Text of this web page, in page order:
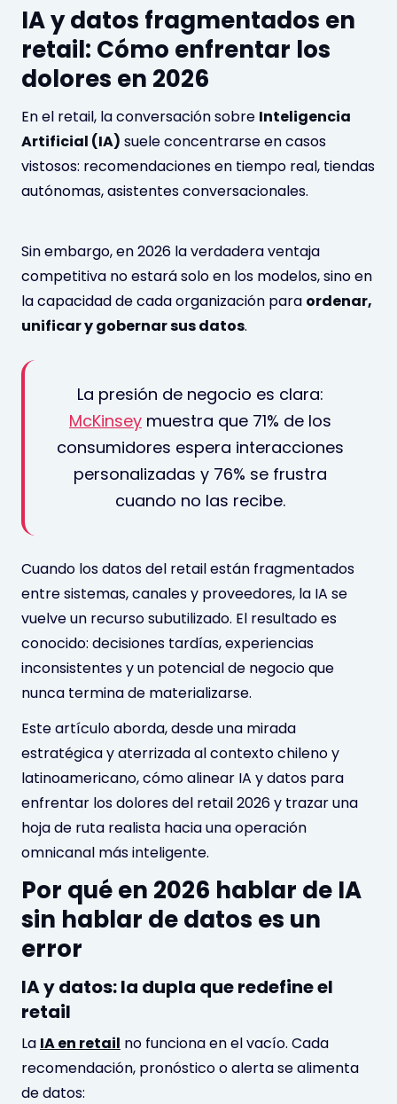
IA y datos fragmentados en
retail: Cómo enfrentar los
dolores en 2026
En el retail, la conversación sobre Inteligencia
Artificial (IA) suele concentrarse en casos
vistosos: recomendaciones en tiempo real, tiendas
autónomas, asistentes conversacionales.
Sin embargo, en 2026 la verdadera ventaja
competitiva no estará solo en los modelos, sino en
la capacidad de cada organización para ordenar,
unificar y gobernar sus datos.
La presión de negocio es clara:
McKinsey muestra que 71% de los
consumidores espera interacciones
personalizadas y 76% se frustra
cuando no las recibe.
Cuando los datos del retail están fragmentados
entre sistemas, canales y proveedores, la IA se
vuelve un recurso subutilizado. El resultado es
conocido: decisiones tardías, experiencias
inconsistentes y un potencial de negocio que
nunca termina de materializarse.
Este artículo aborda, desde una mirada
estratégica y aterrizada al contexto chileno y
latinoamericano, cómo alinear IA y datos para
enfrentar los dolores del retail 2026 y trazar una
hoja de ruta realista hacia una operación
omnicanal más inteligente.
Por qué en 2026 hablar de IA
sin hablar de datos es un
error
IA y datos: la dupla que redefine el
retail
La IA en retail no funciona en el vacío. Cada
recomendación, pronóstico o alerta se alimenta
de datos: